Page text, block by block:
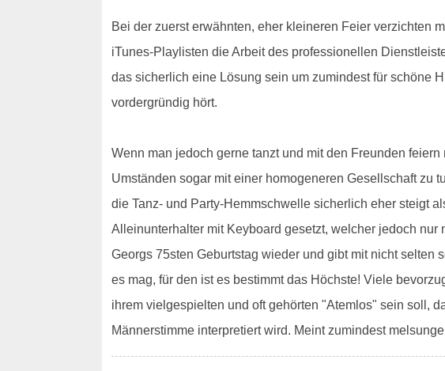
Bei der zuerst erwähnten, eher kleineren Feier verzichten
iTunes-Playlisten die Arbeit des professionellen
das sicherlich eine Lösung sein um zumindest für schöne
vordergründig hört.
Wenn man jedoch gerne tanzt und mit den Freunden
Umständen sogar mit einer homogeneren Gesellschaft zu
die Tanz- und Party-Hemmschwelle sicherlich eher steigt
Alleinunterhalter mit Keyboard gesetzt, welcher jedoch
Georgs 75sten Geburtstag wieder und gibt mit nicht
es mag, für den ist es bestimmt das Höchste! Viele
ihrem vielgespielten und oft gehörten "Atemlos" sein soll,
Männerstimme interpretiert wird. Meint zumindest